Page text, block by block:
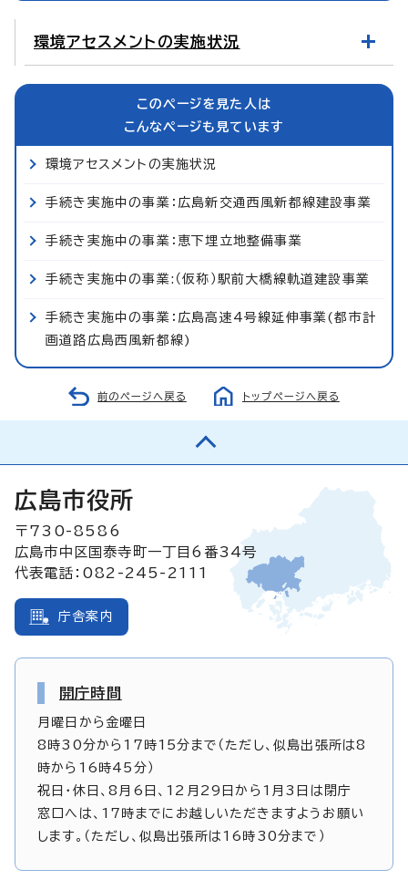
環境アセスメントの実施状況
このページを見た人は
こんなページも見ています
環境アセスメントの実施状況
手続き実施中の事業：広島新交通西風新都線建設事業
手続き実施中の事業：恵下埋立地整備事業
手続き実施中の事業:（仮称）駅前大橋線軌道建設事業
手続き実施中の事業：広島高速4号線延伸事業(都市計
画道路広島西風新都線)
前のページへ戻る トップページへ戻る
広島市役所
〒730-8586
広島市中区国泰寺町一丁目6番34号
代表電話：082-245-2111
庁舎案内
開庁時間
月曜日から金曜日
8時30分から17時15分まで（ただし、似島出張所は8
時から16時45分）
祝日・休日、8月6日、12月29日から1月3日は閉庁
窓口へは、17時までにお越しいただきますようお願い
します。（ただし、似島出張所は16時30分まで）